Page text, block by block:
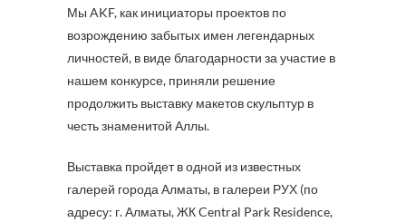
Мы AKF, как инициаторы проектов по
возрождению забытых имен легендарных
личностей, в виде благодарности за участие в
нашем конкурсе, приняли решение
продолжить выставку макетов скульптур в
честь знаменитой Аллы.
Выставка пройдет в одной из известных
галерей города Алматы, в галереи РУХ (по
адресу: г. Алматы, ЖК Central Park Residence,